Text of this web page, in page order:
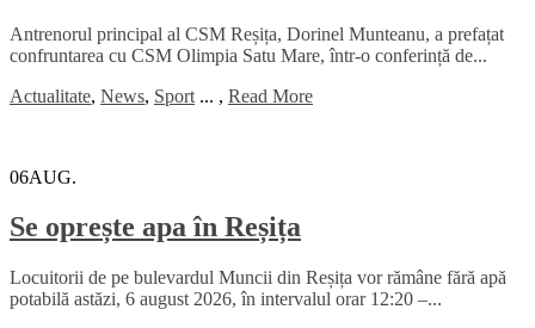
Antrenorul principal al CSM Reșița, Dorinel Munteanu, a prefațat
confruntarea cu CSM Olimpia Satu Mare, într-o conferință de...
Actualitate, News, Sport ... , Read More
06AUG.
Se oprește apa în Reșița
Locuitorii de pe bulevardul Muncii din Reșița vor rămâne fără apă
potabilă astăzi, 6 august 2026, în intervalul orar 12:20 –...